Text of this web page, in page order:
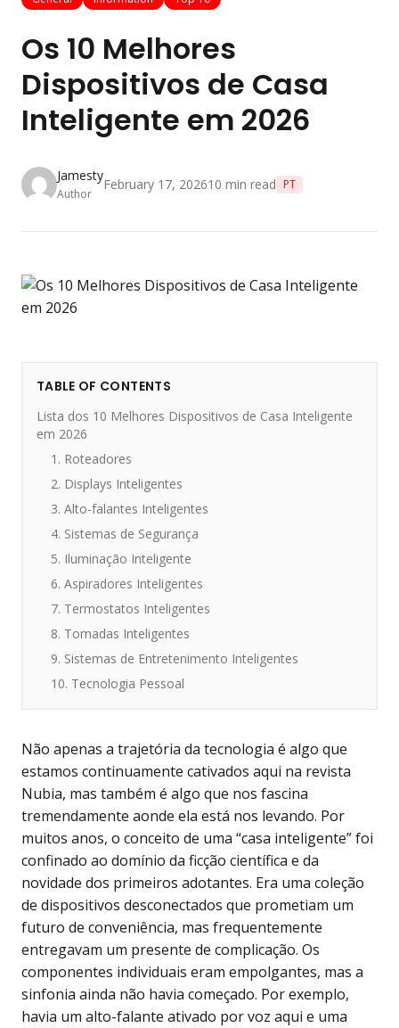
Os 10 Melhores
Dispositivos de Casa
Inteligente em 2026
Jamesty
Author
February 17, 202610 min read PT
TABLE OF CONTENTS
Lista dos 10 Melhores Dispositivos de Casa Inteligente
em 2026
1. Roteadores
2. Displays Inteligentes
3. Alto-falantes Inteligentes
4. Sistemas de Segurança
5. Iluminação Inteligente
6. Aspiradores Inteligentes
7. Termostatos Inteligentes
8. Tomadas Inteligentes
9. Sistemas de Entretenimento Inteligentes
10. Tecnologia Pessoal
Não apenas a trajetória da tecnologia é algo que
estamos continuamente cativados aqui na revista
Nubia, mas também é algo que nos fascina
tremendamente aonde ela está nos levando. Por
muitos anos, o conceito de uma “casa inteligente” foi
confinado ao domínio da ficção científica e da
novidade dos primeiros adotantes. Era uma coleção
de dispositivos desconectados que prometiam um
futuro de conveniência, mas frequentemente
entregavam um presente de complicação. Os
componentes individuais eram empolgantes, mas a
sinfonia ainda não havia começado. Por exemplo,
havia um alto-falante ativado por voz aqui e uma